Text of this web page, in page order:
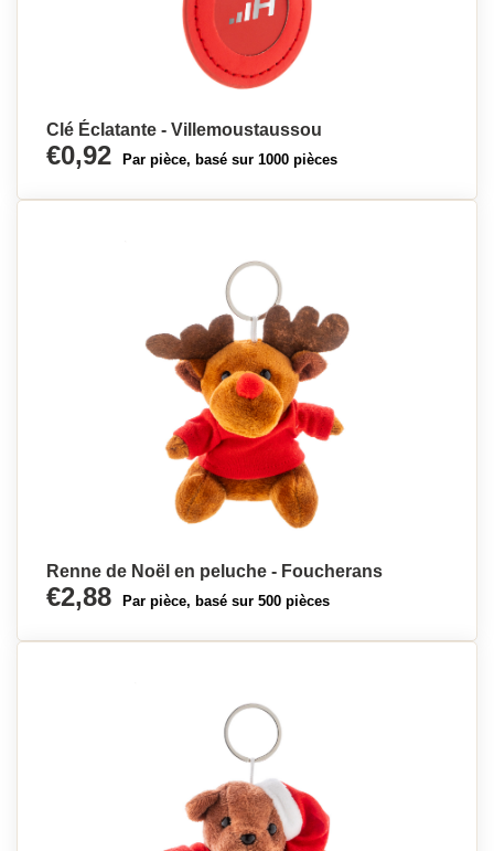
Clé Éclatante - Villemoustaussou
€0,92 Par pièce, basé sur 1000 pièces
Renne de Noël en peluche - Foucherans
€2,88 Par pièce, basé sur 500 pièces